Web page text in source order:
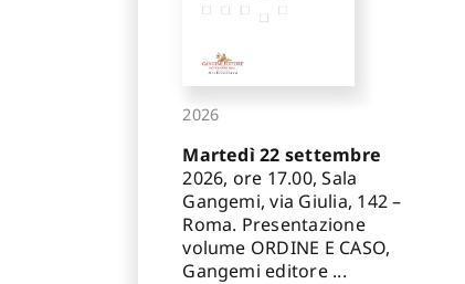
2026
Martedì 22 settembre
2026, ore 17.00, Sala
Gangemi, via Giulia, 142 –
Roma. Presentazione
volume ORDINE E CASO,
Gangemi editore ...